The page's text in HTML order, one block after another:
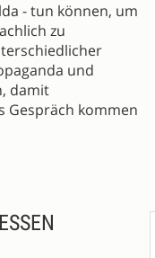
- tun können, um
zu
und
damit
Gespräch kommen